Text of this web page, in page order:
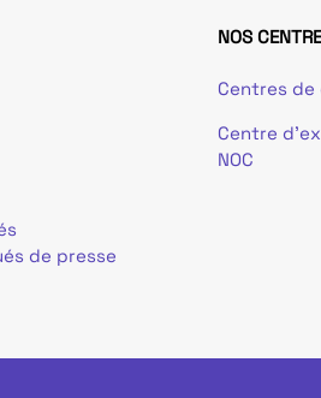
de presse
NOS
Centres
Centre
NOC